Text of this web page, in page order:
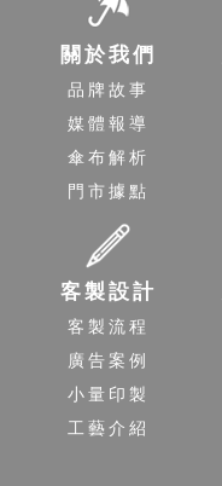
關於我們
品牌故事
媒體報導
傘布解析
門市據點
客製設計
客製流程
廣告案例
小量印製
工藝介紹